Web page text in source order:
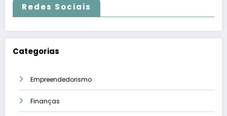
Redes Sociais
Categorias
Empreendedorismo
Finanças